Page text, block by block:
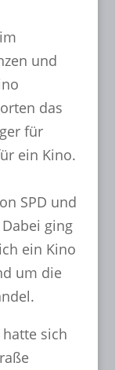
und
das
für
ein Kino.
SPD und
ging
ein Kino
um die
sich